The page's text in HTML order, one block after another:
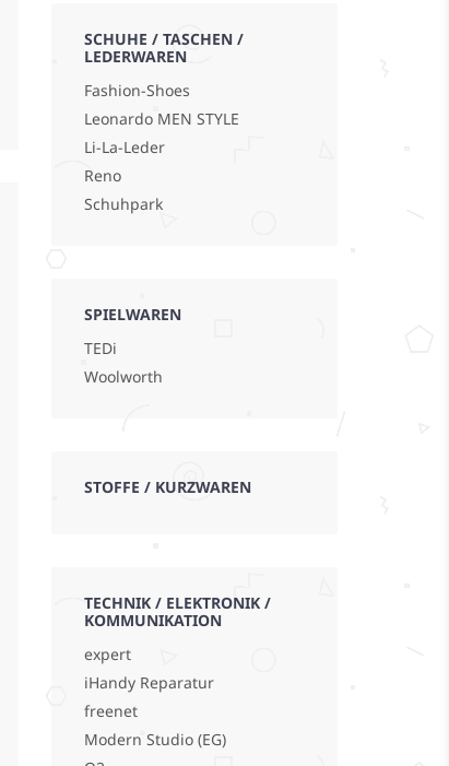
SCHUHE / TASCHEN /
LEDERWAREN
Fashion-Shoes
Leonardo MEN STYLE
Li-La-Leder
Reno
Schuhpark
SPIELWAREN
TEDi
Woolworth
STOFFE / KURZWAREN
TECHNIK / ELEKTRONIK /
KOMMUNIKATION
expert
iHandy Reparatur
freenet
Modern Studio (EG)